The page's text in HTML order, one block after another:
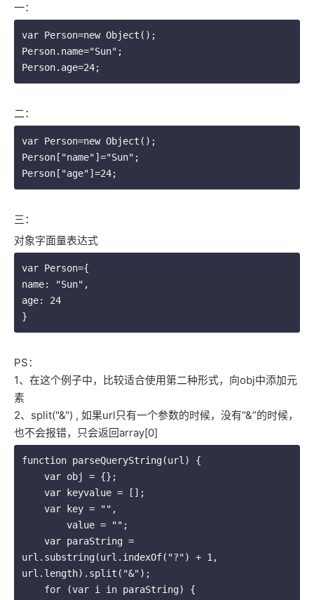
一：
var Person=new Object();
Person.name="Sun";
二：
var Person=new Object();
Person["name"]="Sun";
三：
对象字面量表达式
var Person={
name: "Sun",
age: 24
PS：
1、在这个例子中，比较适合使用第二种形式，向obj中添加元
素
2、split("&") , 如果url只有一个参数的时候，没有“&”的时候，
也不会报错，只会返回array[0]
function parseQueryString(url) {
url.substring(url.indexOf("?") + 1,
url.length).split("&");